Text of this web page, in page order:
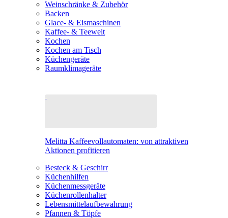
Weinschränke & Zubehör
Backen
Glace- & Eismaschinen
Kaffee- & Teewelt
Kochen
Kochen am Tisch
Küchengeräte
Raumklimageräte
Melitta Kaffeevollautomaten: von attraktiven
Aktionen profitieren
Besteck & Geschirr
Küchenhilfen
Küchenmessgeräte
Küchenrollenhalter
Lebensmittelaufbewahrung
Pfannen & Töpfe